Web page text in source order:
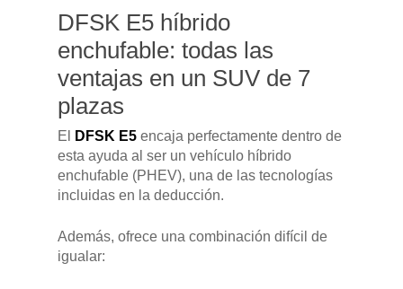
DFSK E5 híbrido
enchufable: todas las
ventajas en un SUV de 7
plazas
El DFSK E5 encaja perfectamente dentro de
esta ayuda al ser un vehículo híbrido
enchufable (PHEV), una de las tecnologías
incluidas en la deducción.
Además, ofrece una combinación difícil de
igualar: